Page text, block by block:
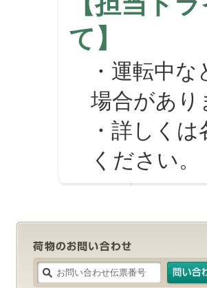
て】
・運転中な
場合があり
・詳しくは
ください。